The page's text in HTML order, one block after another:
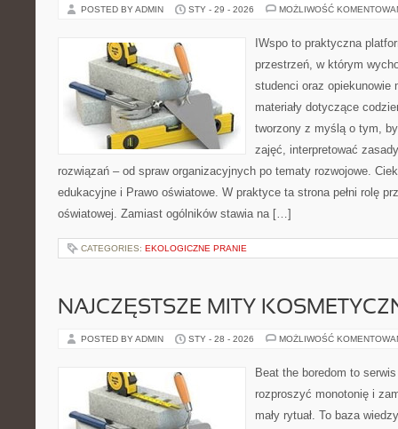
POSTED BY ADMIN STY - 29 - 2026 MOŻLIWOŚĆ
IWspo to praktyczna
przestrzeń, w którym
studenci oraz opiekunowie
materiały dotyczące
tworzony z myślą o tym,
zajęć, interpretować
rozwiązań – od spraw organizacyjnych po tematy rozwojowe.
edukacyjne i Prawo oświatowe. W praktyce ta strona pełni rolę
oświatowej. Zamiast ogólników stawia na […]
CATEGORIES: EKOLOGICZNE PRANIE
NAJCZĘSTSZE MITY
POSTED BY ADMIN STY - 28 - 2026 MOŻLIWOŚĆ
Beat the boredom to
rozproszyć monotonię i
mały rytuał. To baza